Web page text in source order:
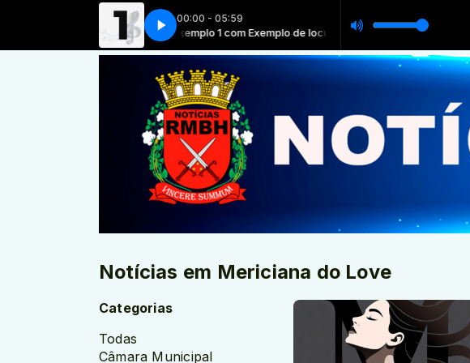
00:00 - 05:59
1 com Exemplo de locutor Exemplo 1 com Exemplo de locutor
Notícias em Mericiana do Love
Categorias
Todas
Câmara Municipal